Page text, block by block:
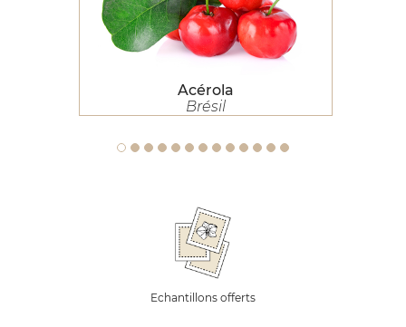
Acérola
Brésil
Echantillons offerts